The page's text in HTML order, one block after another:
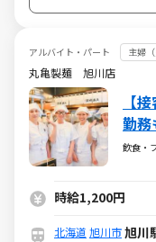
アルバイト・パート 主婦
丸亀製麺 旭川店
【
勤
時
飲食・
時給1,200円
北海道 旭川市旭川